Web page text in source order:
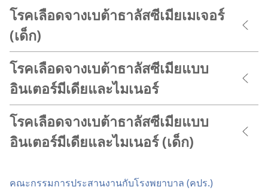
โรคเลือดจางเบต้าธาลัสซีเมียเมเจอร์
(เด็ก)
โรคเลือดจางเบต้าธาลัสซีเมียแบบ
อินเตอร์มีเดียและไมเนอร์
โรคเลือดจางเบต้าธาลัสซีเมียแบบ
อินเตอร์มีเดียและไมเนอร์ (เด็ก)
คณะ​กรรมการ​ประสาน​งาน​กับ​โรง​พยาบาล (คปร.)